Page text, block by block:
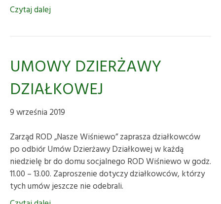
Czytaj dalej
UMOWY DZIERŻAWY
DZIAŁKOWEJ
9 września 2019
Zarząd ROD „Nasze Wiśniewo” zaprasza działkowców
po odbiór Umów Dzierżawy Działkowej w każdą
niedzielę br do domu socjalnego ROD Wiśniewo w godz.
11.00 – 13.00. Zaproszenie dotyczy działkowców, którzy
tych umów jeszcze nie odebrali.